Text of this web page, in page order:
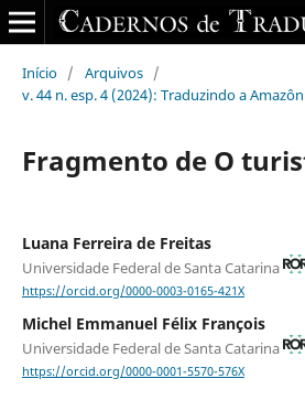
Início / Arquivos /
v. 44 n. esp. 4 (2024): Traduzindo a
Fragmento de O
Luana Ferreira de Freitas
Universidade Federal de Santa Catarina
https://orcid.org/0000-0003-0165-421X
Michel Emmanuel Félix François
Universidade Federal de Santa Catarina
https://orcid.org/0000-0001-5570-576X